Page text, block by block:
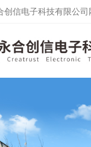
信电子科技有限公司